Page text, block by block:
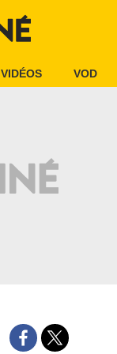
VIDÉOS VOD